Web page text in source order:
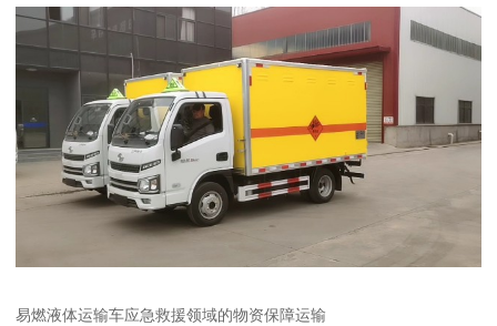
易燃液体运输车应急救援领域的物资保障运输​